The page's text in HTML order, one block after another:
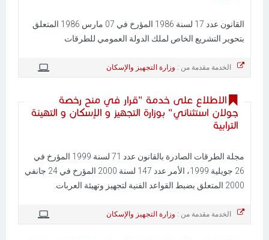
القانون عدد 17 لسنة 1986 المؤرخ في 07 مارس 1986 المتعلق
بتحوير التشريع الخاص لملك الدولة العمومي للطرقات
الخدمة مقدمة من : وزارة التجهيز والإسكان
الاطلاع على خدمة "قرار في منح رخصة
جولان استثنائي" بوزارة التجهيز و الإسكان و التهيئة
الترابية
مجلة الطرقات الصادرة بالقانون عدد 71 لسنة 1999 المؤرخ في
26 جويلية 1999، الأمر عدد 147 لسنة 2000 المؤرخ في 24 جانفي
2000 المتعلق بضبط القواعد الفنية لتجهيز وتهيئة العربات.
الخدمة مقدمة من : وزارة التجهيز والإسكان